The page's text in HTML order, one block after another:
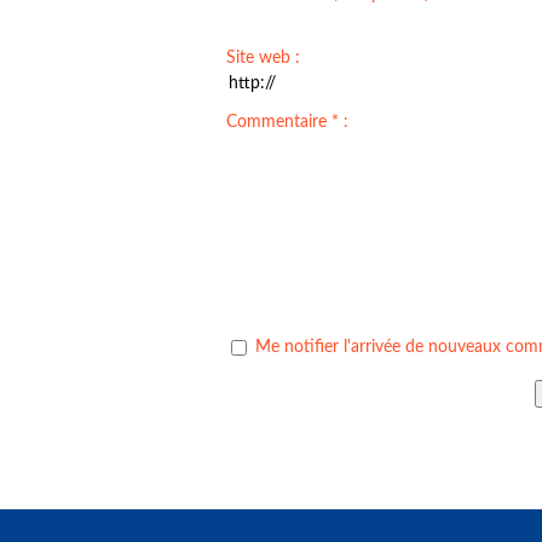
Site web :
Commentaire * :
Me notifier l'arrivée de nouveaux